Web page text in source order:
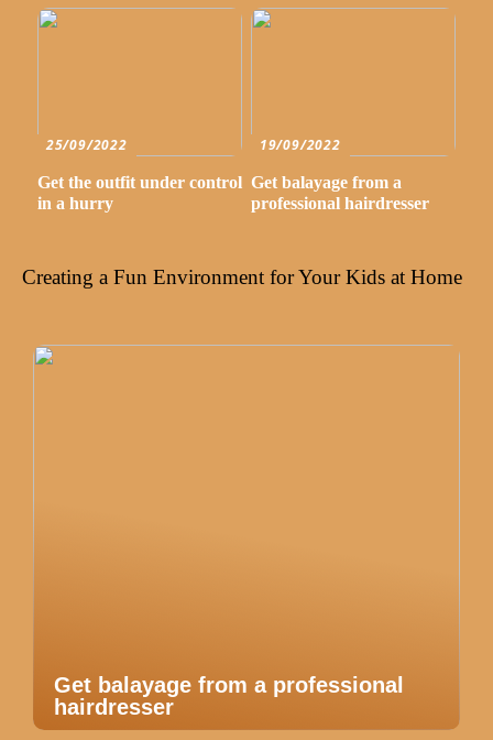
25/09/2022
Get the outfit under control
in a hurry
19/09/2022
Get balayage from a
professional hairdresser
Creating a Fun Environment for Your Kids at Home
Get balayage from a professional
hairdresser